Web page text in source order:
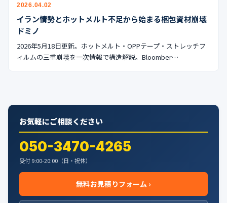
公式ブログ
会社案内
🇺🇸🇰🇷🇹🇼🇻🇳
2026.04.02
イラン情勢とホットメルト不足から始まる梱包資材崩壊
ドミノ
2026年5月18日更新。ホットメルト・OPPテープ・ストレッチフ
ィルムの三重崩壊を一次情報で構造解説。Bloomber…
お気軽にご相談ください
050-3470-4265
受付 9:00-20:00（日・祝休）
無料お見積りフォーム ›